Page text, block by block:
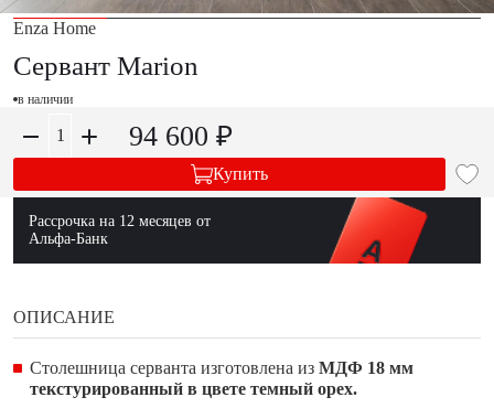
Enza Home
Сервант Marion
в наличии
94 600 ₽
Купить
Рассрочка на 12 месяцев от
Альфа-Банк
ОПИСАНИЕ
Столешница серванта изготовлена изМДФ 18 мм
текстурированный в цвете темный орех.